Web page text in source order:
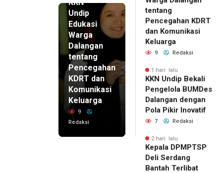
KKN
Undip
Edukasi
Warga
Dalangan
tentang
Pencegahan
KDRT dan
Komunikasi
Keluarga
9
Redaksi
tentang
Pencegahan KDRT
dan Komunikasi
Keluarga
9 Redaksi
1 hari lalu
KKN Undip Bekali
Pengelola BUMDes
Dalangan dengan
Pola Pikir Inovatif
7 Redaksi
2 hari lalu
Kepala DPMPTSP
Deli Serdang
Bantah Terlibat